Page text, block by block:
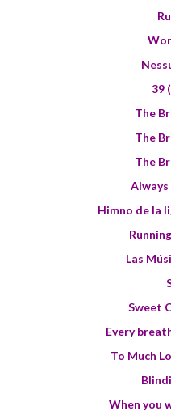
39
The
The
The
Always
Himno de la
Las
Sweet
Every
To Much
When you